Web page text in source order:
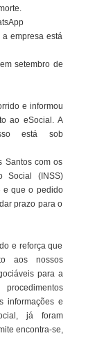
empresa está
setembro de
e informou
ao eSocial. A
está sob
Santos com os
Social (INSS)
e que o pedido
prazo para o
e reforça que
aos nossos
para a
informações e
já foram
encontra-se,